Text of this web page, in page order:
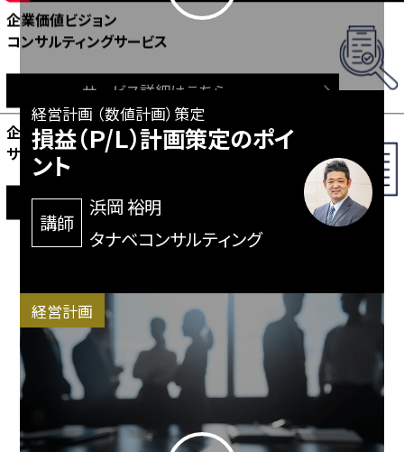
経営管理コンサルティング
サービス詳細はこちら
TCG REVIEW デシジョンマネジメント
システム 意思決定の仕組みづくり
経営管理コンサルティング
サービス詳細はこちら
TCG REVIEW デシジョンマネジメント
システム 意思決定の仕組みづくり
経営管理コンサルティング
サービス詳細はこちら
TCG REVIEW デシジョンマネジメント
システム 意思決定の仕組みづくり
財務・アカウンティング研修
サービス
サービス詳細はこちら
財務戦略事例集Vol.3 ノウハウ編2
財務・アカウンティング研修
サービス
サービス詳細はこちら
財務戦略事例集Vol.3 ノウハウ編2
財務・アカウンティング研修
サービス
サービス詳細はこちら
財務戦略事例集Vol.3 ノウハウ編2
資本政策・財務戦略コンサルティング
サービス
サービス詳細はこちら
財務戦略事例集 Vol.2 ノウハウ編1
資本政策・財務戦略コンサルティング
サービス
サービス詳細はこちら
財務戦略事例集 Vol.2 ノウハウ編1
経営計画 （数値計画）策定
損益（Ｐ/Ｌ）計画策定のポイ
ント
講師
浜岡 裕明
タナベコンサルティング
経営管理コンサルティング
サービス詳細はこちら
デシジョンマネジメントシステム
コンサルティングサービス資料
経営計画
経営管理コンサルティング
サービス詳細はこちら
デシジョンマネジメントシステム
コンサルティングサービス資料
経営管理コンサルティング
サービス詳細はこちら
デシジョンマネジメントシステム
コンサルティングサービス資料
ファイナンシャルアドバイザリー
サービス
サービス詳細はこちら
TCG REVIEW 企業価値向上
ファイナンシャルアドバイザリー
サービス
サービス詳細はこちら
TCG REVIEW 企業価値向上
ホールディングス化（HD化）
コンサルティング
サービス詳細はこちら
ホールディング経営支援
コンサルティングサービス資料
無料ダウンロードはこちら
ホールディングス化（HD化）
コンサルティング
サービス詳細はこちら
ホールディング経営支援
コンサルティングサービス資料
無料ダウンロードはこちら
ホールディングス化（HD化）
コンサルティング
サービス詳細はこちら
ホールディング経営支援
コンサルティングサービス資料
無料ダウンロードはこちら
ホールディングス化（HD化）
コンサルティング
サービス詳細はこちら
ホールディング経営支援
コンサルティングサービス資料
無料ダウンロードはこちら
ホールディングス化（HD化）
コンサルティング
サービス詳細はこちら
ホールディング経営支援
コンサルティングサービス資料
無料ダウンロードはこちら
ホールディングス化（HD化）
コンサルティング
サービス詳細はこちら
ホールディング経営支援
コンサルティングサービス資料
無料ダウンロードはこちら
ホールディングス化（HD化）
コンサルティング
サービス詳細はこちら
事業承継検討表・
チェックリスト
無料ダウンロードはこちら
ホールディングス化（HD化）
コンサルティング
サービス詳細はこちら
事業承継検討表・
チェックリスト
無料ダウンロードはこちら
ホールディングス化（HD化）
コンサルティング
サービス詳細はこちら
事業承継検討表・
チェックリスト
無料ダウンロードはこちら
ホールディングス化（HD化）
コンサルティング
サービス詳細はこちら
事業承継検討表・
チェックリスト
無料ダウンロードはこちら
資本政策・財務戦略コンサルティング
サービス
サービス詳細はこちら
IPO支援コンサルティング
サービス資料
無料ダウンロードはこちら
資本政策・財務戦略コンサルティング
サービス
サービス詳細はこちら
IPO支援コンサルティング
サービス資料
無料ダウンロードはこちら
資本政策・財務戦略コンサルティング
サービス
サービス詳細はこちら
IPO支援コンサルティング
サービス資料
無料ダウンロードはこちら
企業価値ビジョン
コンサルティングサービス
サービス詳細はこちら
企業再生コンサルティング
サービス資料
無料ダウンロードはこちら
企業価値ビジョン
コンサルティングサービス
サービス詳細はこちら
企業再生コンサルティング
サービス資料
無料ダウンロードはこちら
企業価値ビジョン
コンサルティングサービス
サービス詳細はこちら
企業再生コンサルティング
サービス資料
無料ダウンロードはこちら
企業価値ビジョン
コンサルティングサービス
サービス詳細はこちら
企業再生コンサルティング
サービス資料
無料ダウンロードはこちら
企業価値ビジョン
コンサルティングサービス
サービス詳細はこちら
企業再生コンサルティング
サービス資料
無料ダウンロードはこちら
企業価値ビジョン
コンサルティングサービス
サービス詳細はこちら
企業再生コンサルティング
サービス資料
無料ダウンロードはこちら
企業価値ビジョン
コンサルティングサービス
サービス詳細はこちら
企業再生コンサルティング
サービス資料
無料ダウンロードはこちら
企業価値ビジョン
コンサルティングサービス
サービス詳細はこちら
企業再生コンサルティング
サービス資料
無料ダウンロードはこちら
企業価値ビジョン
コンサルティングサービス
サービス詳細はこちら
企業再生コンサルティング
サービス資料
無料ダウンロードはこちら